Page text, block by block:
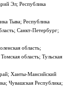
Эл; Республика
Тыва; Республика
Санкт-Петербург;
область;
область; Тульская
Ханты-Мансийский
Чувашская Республика;